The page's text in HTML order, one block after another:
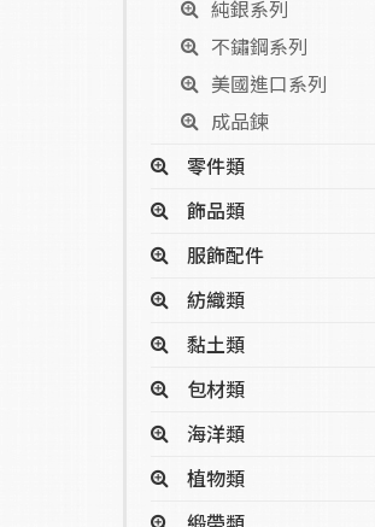
純銀系列
不鏽鋼系列
美國進口系列
成品鍊
零件類
飾品類
服飾配件
紡織類
黏土類
包材類
海洋類
植物類